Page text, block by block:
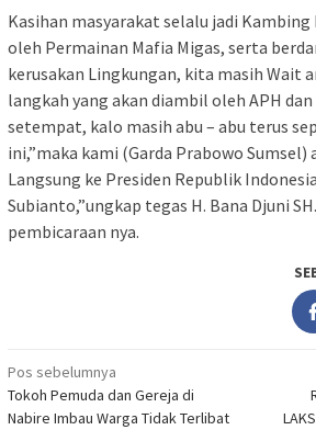
Kasihan masyarakat selalu jadi
oleh Permainan Mafia Migas, serta
kerusakan Lingkungan, kita masih Wait
langkah yang akan diambil oleh APH
setempat, kalo masih abu – abu terus
ini,”maka kami (Garda Prabowo
Langsung ke Presiden Republik
Subianto,”ungkap tegas H. Bana Djuni
pembicaraan nya.
Navigasi
pos
Pos sebelumnya
Tokoh Pemuda dan Gereja di
Nabire Imbau Warga Tidak Terlibat